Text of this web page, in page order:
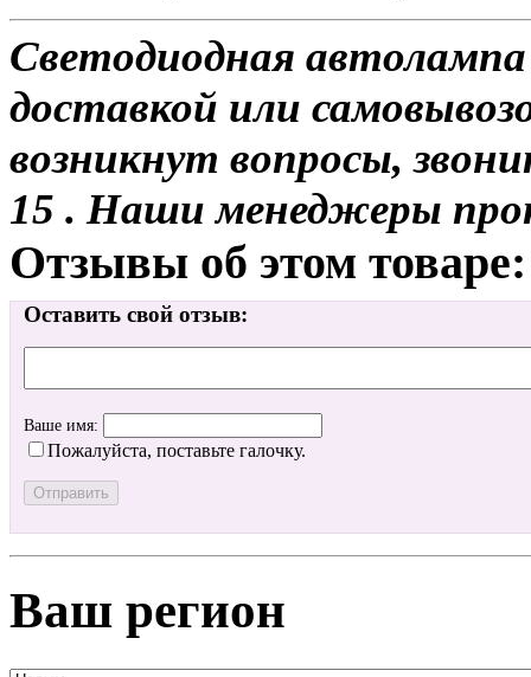
Светодиодная
доставкой или
возникнут вопросы,
15 . Наши менеджеры
Отзывы об этом товаре:
Оставить свой отзыв:
Ваше имя:
Пожалуйста, поставьте галочку.
Ваш регион